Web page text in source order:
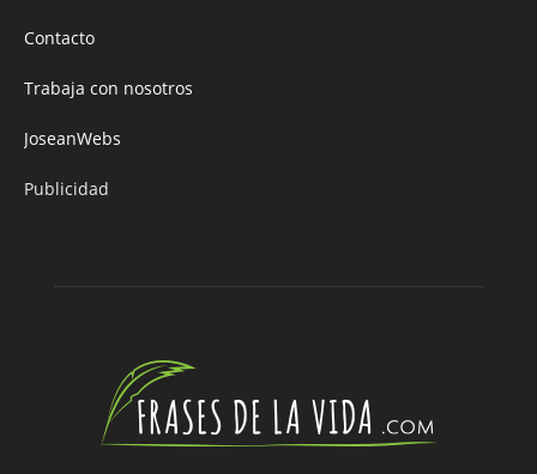
Contacto
Trabaja con nosotros
JoseanWebs
Publicidad